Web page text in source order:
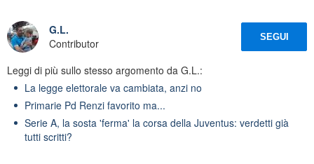
G.L.
Contributor
SEGUI
Leggi di più sullo stesso argomento da G.L.:
La legge elettorale va cambiata, anzi no
Primarie Pd Renzi favorito ma...
Serie A, la sosta 'ferma' la corsa della Juventus: verdetti già
tutti scritti?